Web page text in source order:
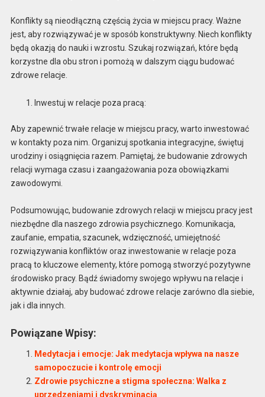
Konflikty są nieodłączną częścią życia w miejscu pracy. Ważne
jest, aby rozwiązywać je w sposób konstruktywny. Niech konflikty
będą okazją do nauki i wzrostu. Szukaj rozwiązań, które będą
korzystne dla obu stron i pomożą w dalszym ciągu budować
zdrowe relacje.
Inwestuj w relacje poza pracą:
Aby zapewnić trwałe relacje w miejscu pracy, warto inwestować
w kontakty poza nim. Organizuj spotkania integracyjne, świętuj
urodziny i osiągnięcia razem. Pamiętaj, że budowanie zdrowych
relacji wymaga czasu i zaangażowania poza obowiązkami
zawodowymi.
Podsumowując, budowanie zdrowych relacji w miejscu pracy jest
niezbędne dla naszego zdrowia psychicznego. Komunikacja,
zaufanie, empatia, szacunek, wdzięczność, umiejętność
rozwiązywania konfliktów oraz inwestowanie w relacje poza
pracą to kluczowe elementy, które pomogą stworzyć pozytywne
środowisko pracy. Bądź świadomy swojego wpływu na relacje i
aktywnie działaj, aby budować zdrowe relacje zarówno dla siebie,
jak i dla innych.
Powiązane Wpisy:
Medytacja i emocje: Jak medytacja wpływa na nasze
samopoczucie i kontrolę emocji
Zdrowie psychiczne a stigma społeczna: Walka z
uprzedzeniami i dyskryminacją